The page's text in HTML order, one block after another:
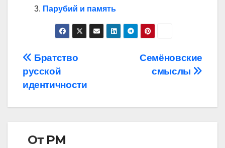
Парубий и память
Навигация
по
записям
Семёновские
смыслы
Братство
русской
идентичности
От РМ